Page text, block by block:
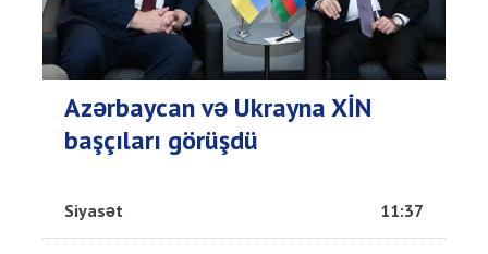
Azərbaycan və Ukrayna XİN
başçıları görüşdü
Siyasət 11:37